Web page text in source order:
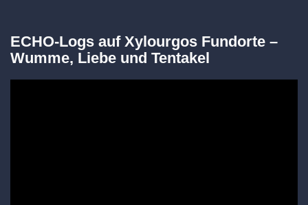
ECHO-Logs auf Xylourgos Fundorte –
Wumme, Liebe und Tentakel